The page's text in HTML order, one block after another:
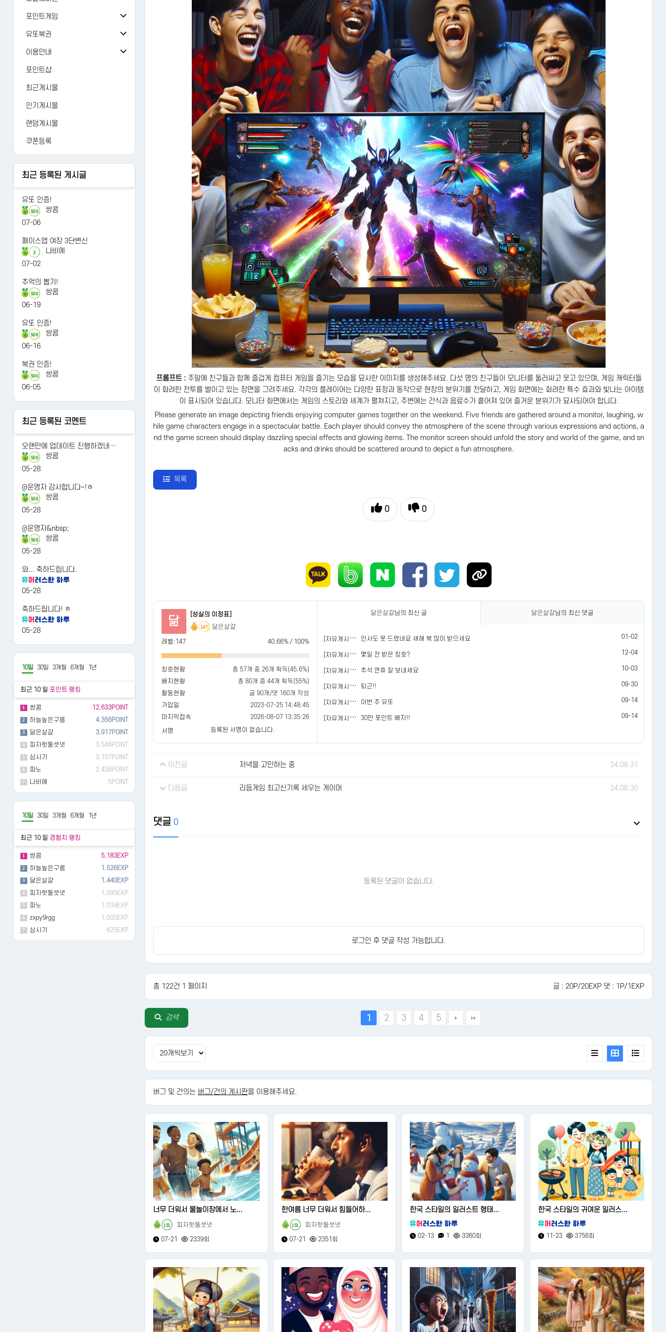
버그/건의
가입인사
자유게시판
유머
AI 갤러리
연예인
오늘의 출석
오늘의 미션
추억의 뽑기
오늘의 룰렛
오늘의 복권
오늘의 카트
오늘의 로또
포인트게임
검 강화
주사위
주사위ver-2
가위바위보
사다리홀짝
사다리게임
유또복권
유또복권
내 유또
당첨번호
수동등록
당첨조회
당첨분석
이용안내
FAQ
1:1문의
레벨정책
포인트정책
이용약관
개인정보처리방침
포인트샵
최근게시물
인기게시물
랜덤게시물
쿠폰등록
최근 등록된 게시글
유또 인증!
500
쌍콤
07-06
페이스앱 여장 3단변신
2
나비에
07-02
추억의 뽑기!
500
쌍콤
06-19
유또 인증!
500
쌍콤
06-16
복권 인증!
500
쌍콤
06-05
최근 등록된 코멘트
오랜만에 업데이트 진행하겠네…
500
쌍콤
05-28
@운영자 감사합니다~!ㅎ
500
쌍콤
05-28
@운영자&nbsp;
500
쌍콤
05-28
와... 축하드립니다.
05-28
축하드립니다! ㅎ
05-28
10일 30일 3개월 6개월 1년
최근 10 일 포인트 랭킹
1 쌍콤 12,633POINT
2 하늘높은구름 4,356POINT
3 닮은살걀 3,917POINT
4 피자헛둘셋넷 3,548POINT
5 삼시기 3,157POINT
6 파노 2,438POINT
7 나비에 5POINT
10일 30일 3개월 6개월 1년
최근 10 일 경험치 랭킹
1 쌍콤 5,183EXP
2 하늘높은구름 1,526EXP
3 닮은살걀 1,440EXP
4 피자헛둘셋넷 1,095EXP
5 파노 1,034EXP
6 zxpy9rgg 1,000EXP
7 삼시기 625EXP
프롬프트 :주말에 친구들과 함께 즐겁게 컴퓨터 게임을 즐기는 모습을 묘사한 이미지를 생성해주세요. 다섯 명의 친구들이 모니터를 둘러싸고 웃고 있으며, 게임 캐릭터들
이 화려한 전투를 벌이고 있는 장면을 그려주세요. 각각의 플레이어는 다양한 표정과 동작으로 현장의 분위기를 전달하고, 게임 화면에는 화려한 특수 효과와 빛나는 아이템
이 표시되어 있습니다. 모니터 화면에서는 게임의 스토리와 세계가 펼쳐지고, 주변에는 간식과 음료수가 흩어져 있어 즐거운 분위기가 묘사되어야 합니다.
Please generate an image depicting friends enjoying computer games together on the weekend. Five friends are gathered around a monitor, laughing, w
hile game characters engage in a spectacular battle. Each player should convey the atmosphere of the scene through various expressions and actions, a
nd the game screen should display dazzling special effects and glowing items. The monitor screen should unfold the story and world of the game, and sn
acks and drinks should be scattered around to depict a fun atmosphere.
목록
0 0
닮
[성실의 이정표]
147 닮은살걀
레벨:147 40.66% / 100%
칭호현황
총 57개 중 26개 획득(45.6%)
배지현황
총 80개 중 44개 획득(55%)
활동현황
글 90개/댓 160개 작성
가입일
2023-07-25 14:48:45
마지막접속
2026-08-07 13:35:26
서명
등록된 서명이 없습니다.
닮은살걀님의 최신 글 닮은살걀님의 최신 댓글
[
자유게시판] 인사도 못 드렸네요 새해 복 많이 받으세요 01-02
[
자유게시판] 몇일 전 받은 칭호? 12-04
[
자유게시판] 추석 연휴 잘 보내세요 10-03
[
자유게시판] 퇴근!! 09-30
[
자유게시판] 이번 주 유또 09-14
[
자유게시판] 30만 포인트 배지!! 09-14
이전글 저녁을 고민하는 중 24.08.31
다음글 리듬게임 최고신기록 세우는 게이머 24.08.30
댓글0
등록된 댓글이 없습니다.
로그인 후 댓글 작성 가능합니다.
총 122건 1 페이지 글 : 20P/20EXP 댓 : 1P/1EXP
검색 1 2 3 4 5
버그 및 건의는 버그/건의 게시판을 이용해주세요.
너무 더워서 물놀이장에서 노...
151 피자헛둘셋넷
07-21 2339회
한여름 너무 더워서 힘들어하...
151 피자헛둘셋넷
07-21 2351회
한국 스타일의 일러스트 형태...
02-13 1 3360회
한국 스타일의 귀여운 일러스...
11-23 3756회